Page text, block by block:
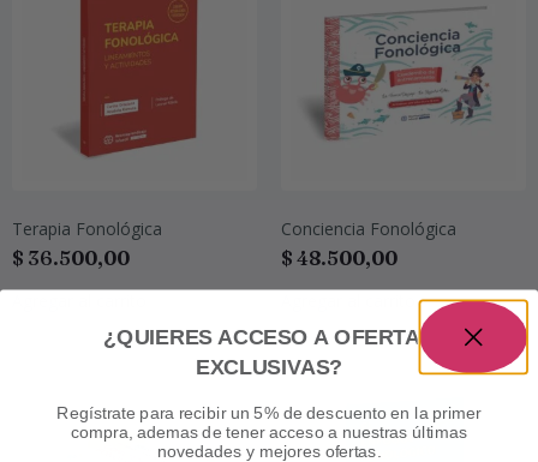
Terapia Fonológica
$ 36.500,00
Conciencia Fonológica
$ 48.500,00
¿QUIERES ACCESO A OFERTAS
EXCLUSIVAS?
Regístrate para recibir un 5% de descuento en la primer
compra, ademas de tener acceso a nuestras últimas
novedades y mejores ofertas.